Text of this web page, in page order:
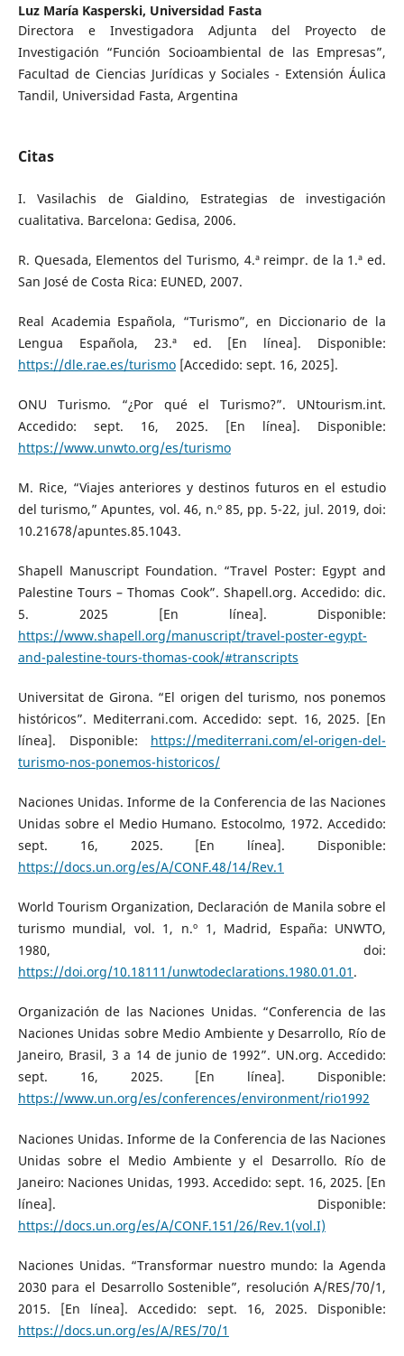
Luz María Kasperski, Universidad Fasta
Directora e Investigadora Adjunta del Proyecto de
Investigación “Función Socioambiental de las Empresas”,
Facultad de Ciencias Jurídicas y Sociales - Extensión Áulica
Tandil, Universidad Fasta, Argentina
Citas
I. Vasilachis de Gialdino, Estrategias de investigación
cualitativa. Barcelona: Gedisa, 2006.
R. Quesada, Elementos del Turismo, 4.ª reimpr. de la 1.ª ed.
San José de Costa Rica: EUNED, 2007.
Real Academia Española, “Turismo”, en Diccionario de la
Lengua Española, 23.ª ed. [En línea]. Disponible:
https://dle.rae.es/turismo[Accedido: sept. 16, 2025].
ONU Turismo. “¿Por qué el Turismo?”. UNtourism.int.
Accedido: sept. 16, 2025. [En línea]. Disponible:
https://www.unwto.org/es/turismo
M. Rice, “Viajes anteriores y destinos futuros en el estudio
del turismo,” Apuntes, vol. 46, n.º 85, pp. 5-22, jul. 2019, doi:
10.21678/apuntes.85.1043.
Shapell Manuscript Foundation. “Travel Poster: Egypt and
Palestine Tours – Thomas Cook”. Shapell.org. Accedido: dic.
5. 2025 [En línea]. Disponible:
https://www.shapell.org/manuscript/travel-poster-egypt-
and-palestine-tours-thomas-cook/#transcripts
Universitat de Girona. “El origen del turismo, nos ponemos
históricos”. Mediterrani.com. Accedido: sept. 16, 2025. [En
línea]. Disponible: https://mediterrani.com/el-origen-del-
turismo-nos-ponemos-historicos/
Naciones Unidas. Informe de la Conferencia de las Naciones
Unidas sobre el Medio Humano. Estocolmo, 1972. Accedido:
sept. 16, 2025. [En línea]. Disponible:
https://docs.un.org/es/A/CONF.48/14/Rev.1
World Tourism Organization, Declaración de Manila sobre el
turismo mundial, vol. 1, n.º 1, Madrid, España: UNWTO,
1980, doi:
https://doi.org/10.18111/unwtodeclarations.1980.01.01 .
Organización de las Naciones Unidas. “Conferencia de las
Naciones Unidas sobre Medio Ambiente y Desarrollo, Río de
Janeiro, Brasil, 3 a 14 de junio de 1992”. UN.org. Accedido:
sept. 16, 2025. [En línea]. Disponible:
https://www.un.org/es/conferences/environment/rio1992
Naciones Unidas. Informe de la Conferencia de las Naciones
Unidas sobre el Medio Ambiente y el Desarrollo. Río de
Janeiro: Naciones Unidas, 1993. Accedido: sept. 16, 2025. [En
línea]. Disponible:
https://docs.un.org/es/A/CONF.151/26/Rev.1(vol.I)
Naciones Unidas. “Transformar nuestro mundo: la Agenda
2030 para el Desarrollo Sostenible”, resolución A/RES/70/1,
2015. [En línea]. Accedido: sept. 16, 2025. Disponible:
https://docs.un.org/es/A/RES/70/1